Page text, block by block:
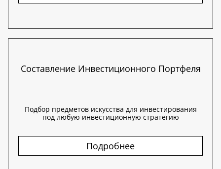
Составление Инвестиционного Портфеля
Подбор предметов искусства для инвестирования
под любую инвестиционную стратегию
Подробнее